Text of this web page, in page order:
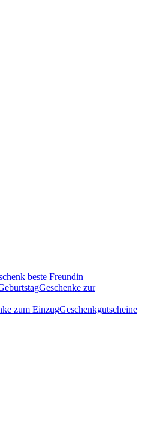
beste Freundin
Geschenke zur
zum EinzugGeschenkgutscheine